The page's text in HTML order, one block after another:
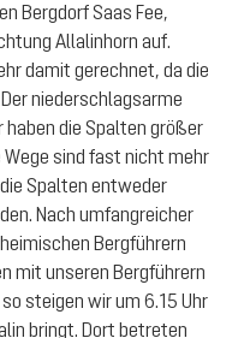
Bergdorf Saas Fee,
Allalinhorn auf.
damit gerechnet, da die
niederschlagsarme
die Spalten größer
sind fast nicht mehr
Spalten entweder
Nach umfangreicher
Bergführern
mit unseren Bergführern
steigen wir um 6.15 Uhr
bringt. Dort betreten